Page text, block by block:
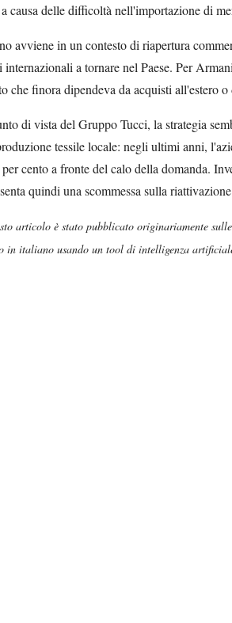
causa delle difficoltà nell'importazione di
avviene in un contesto di riapertura
internazionali a tornare nel Paese. Per
che finora dipendeva da acquisti all'estero
di vista del Gruppo Tucci, la strategia
tessile locale: negli ultimi anni,
cento a fronte del calo della domanda.
quindi una scommessa sulla
articolo è stato pubblicato originariamente
in italiano usando un tool di intelligenza